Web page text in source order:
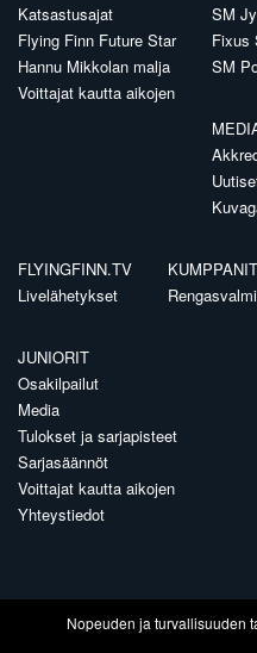
Katsastusajat
Flying Finn Future Star
Hannu Mikkolan malja
Voittajat kautta aikojen
SM
Fixus
SM
FLYINGFINN.TV
Livelähetykset
KUMPPANIT
JUNIORIT
Osakilpailut
Media
Tulokset ja sarjapisteet
Sarjasäännöt
Voittajat kautta aikojen
Yhteystiedot
Nopeuden ja turvallisuuden